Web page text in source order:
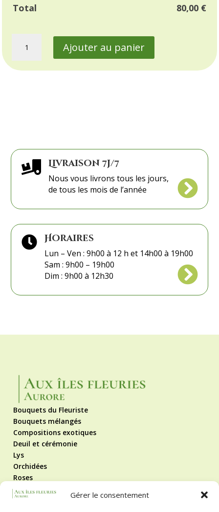
Gérer le consentement
Total 80,00 €
Gerbe
bleu
Ajouter au panier
 Livraison 7j/7
Nous vous livrons tous les jours,
de tous les mois de l’année

 Horaires
Lun – Ven : 9h00 à 12 h et 14h00 à 19h00
Sam : 9h00 – 19h00
Dim : 9h00 à 12h30

Bouquets du Fleuriste
Bouquets mélangés
Compositions exotiques
Deuil et cérémonie
Lys
Orchidées
Roses
Roses éternelles
Contact